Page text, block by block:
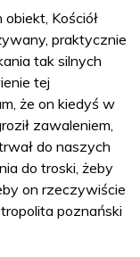
Kościół
praktycznie
tak silnych
tej
że on kiedyś w
zawaleniem,
do naszych
do troski, żeby
on rzeczywiście
poznański